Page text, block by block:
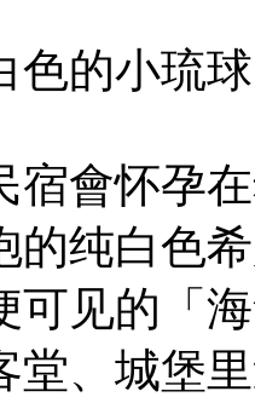
色的小琉
宿會怀孕
的纯白色
可见的「
堂、城堡